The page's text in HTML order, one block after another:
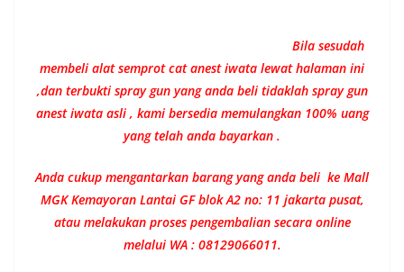
Bila sesudah
membeli alat semprot cat anest iwata lewat halaman ini
,dan terbukti spray gun yang anda beli tidaklah spray gun
anest iwata asli , kami bersedia memulangkan 100% uang
yang telah anda bayarkan .
Anda cukup mengantarkan barang yang anda beli ke Mall
MGK Kemayoran Lantai GF blok A2 no: 11 jakarta pusat,
atau melakukan proses pengembalian secara online
melalui WA : 08129066011.